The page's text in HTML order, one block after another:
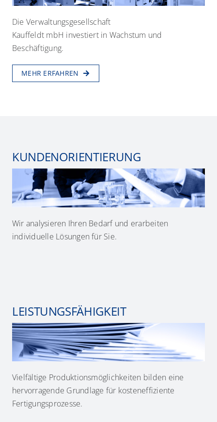
Die Verwaltungsgesellschaft
Kauffeldt mbH investiert in Wachstum und
Beschäftigung.
MEHR ERFAHREN
KUNDENORIENTIERUNG
Wir analysieren Ihren Bedarf und erarbeiten
individuelle Lösungen für Sie.
MEHR ERFAHREN
LEISTUNGSFÄHIGKEIT
Vielfältige Produktionsmöglichkeiten bilden eine
hervorragende Grundlage für kosteneffiziente
Fertigungsprozesse.
MEHR ERFAHREN